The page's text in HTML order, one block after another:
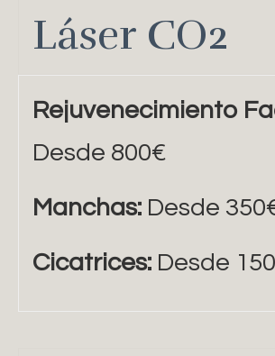
Láser CO2
Rejuvenecimiento
Desde 800€
Manchas: Desde
Cicatrices: Desde